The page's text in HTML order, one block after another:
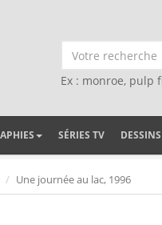
Ex : monroe, pulp
SÉRIES TV
Une journée au lac, 1996